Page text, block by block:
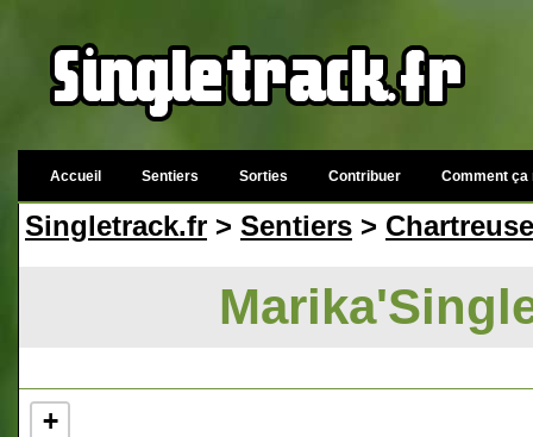
Accueil Sentiers Sorties Contribuer Comment ça
Singletrack.fr > Sentiers > Chartreuse
+